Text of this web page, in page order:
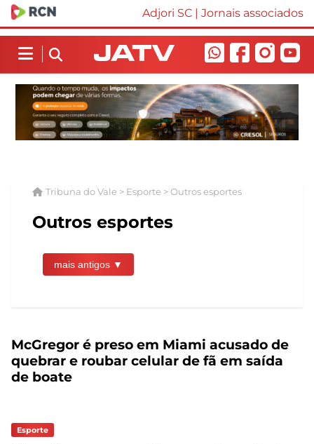
Adjori SC | Jornais associados
Tribuna do Vale > Esporte > Outros esportes
Outros esportes
mais antigos ▼
McGregor é preso em Miami acusado de
quebrar e roubar celular de fã em saída
de boate
Esporte